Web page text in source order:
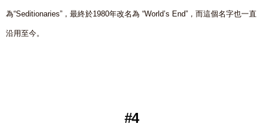
為“Seditionaries”，最終於1980年改名為 “World’s End”，而這個名字也一直
沿用至今。
#4